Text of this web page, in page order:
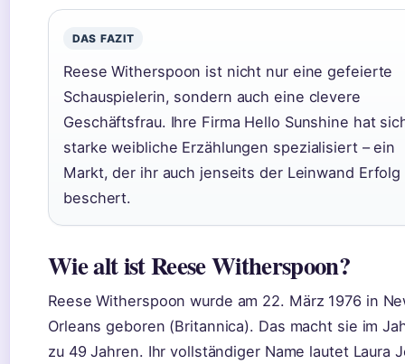
DAS FAZIT
Reese Witherspoon ist nicht nur eine gefeierte
Schauspielerin, sondern auch eine clevere
Geschäftsfrau. Ihre Firma Hello Sunshine hat
starke weibliche Erzählungen spezialisiert – ein
Markt, der ihr auch jenseits der Leinwand Erfolg
beschert.
Wie alt ist Reese Witherspoon?
Reese Witherspoon wurde am 22. März 1976 in
Orleans geboren (Britannica). Das macht sie im
zu 49 Jahren. Ihr vollständiger Name lautet Laura